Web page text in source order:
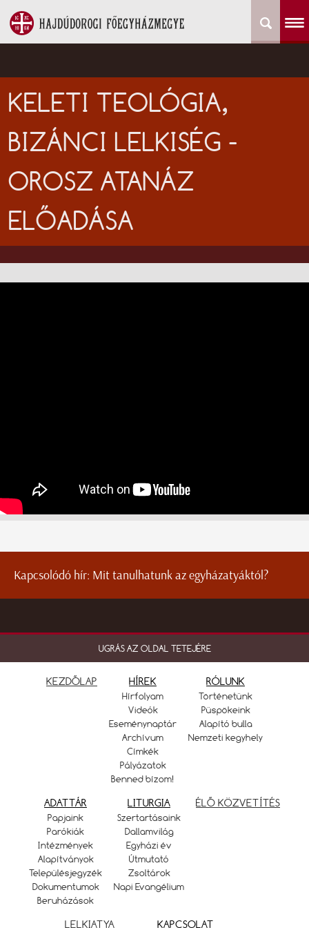
KELETI TEOLÓGIA,
BIZÁNCI LELKISÉG -
OROSZ ATANÁZ
ELŐADÁSA
Kapcsolódó hír: Mit tanulhatunk az egyházatyáktól?
UGRÁS AZ OLDAL TETEJÉRE
KEZDŐLAP HÍREK
Hírfolyam
Videók
Eseménynaptár
Archívum
Címkék
Pályázatok
Benned bízom!
RÓLUNK
Történetünk
Püspökeink
Alapító bulla
Nemzeti kegyhely
ADATTÁR
Papjaink
Parókiák
Intézmények
Alapítványok
Településjegyzék
Dokumentumok
Beruházások
LITURGIA
Szertartásaink
Dallamvilág
Egyházi év
Útmutató
Zsoltárok
Napi Evangélium
ÉLŐ KÖZVETÍTÉS
LELKIATYA KAPCSOLAT